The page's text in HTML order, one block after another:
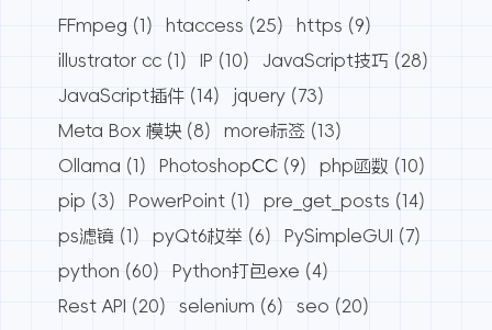
FFmpeg (1) htaccess (25) https (9)
illustrator cc (1) IP (10) JavaScript技巧 (28)
JavaScript插件 (14) jquery (73)
Meta Box 模块 (8) more标签 (13)
Ollama (1) PhotoshopCC (9) php函数 (10)
pip (3) PowerPoint (1) pre_get_posts (14)
ps滤镜 (1) pyQt6枚举 (6) PySimpleGUI
(7)
python (60) Python打包exe (4)
Rest API
(20) selenium (6) seo (20)